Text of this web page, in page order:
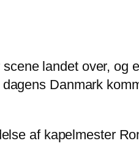
landet over, og
Danmark
af kapelmester